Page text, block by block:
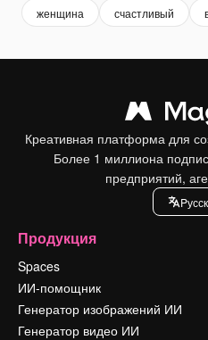
женщина счастливый
Креативная платформа для
Более 1 миллиона
предприятий,
Продукция
Spaces
ИИ-помощник
Генератор изображений ИИ
Генератор видео ИИ